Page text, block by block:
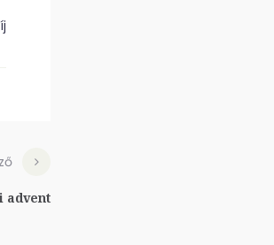
advent